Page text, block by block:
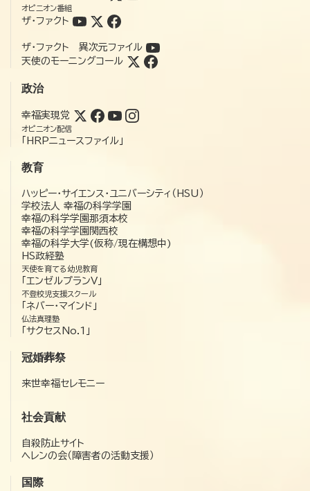
オピニオン番組
ザ・ファクト
ザ・ファクト 異次元ファイル
天使のモーニングコール
政治
幸福実現党
オピニオン配信
「HRPニュースファイル」
教育
ハッピー・サイエンス・ユニバーシティ（HSU）
学校法人 幸福の科学学園
幸福の科学学園那須本校
幸福の科学学園関西校
幸福の科学大学(仮称/現在構想中)
HS政経塾
天使を育てる幼児教育
「エンゼルプランV」
不登校児支援スクール
「ネバー・マインド」
仏法真理塾
「サクセスNo.1」
冠婚葬祭
来世幸福セレモニー
社会貢献
自殺防止サイト
ヘレンの会（障害者の活動支援）
国際